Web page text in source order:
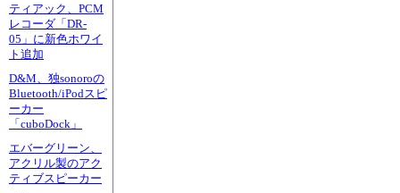
ティアック、PCM
レコーダ「DR-
05」に新色ホワイ
ト追加
D&M、独sonoroの
Bluetooth/iPodスピ
ーカー
「cuboDock」
エバーグリーン、
アクリル製のアク
ティブスピーカー